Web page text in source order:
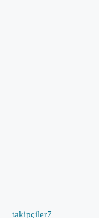
takipçiler7